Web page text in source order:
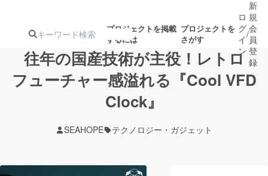
プロジェクトを掲載
するには
プロジェクトを
さがす
注目の新着プロ募集終了が近いプ
ロ
グ
イ
ン
/
新
規
会
員
登
録
往年の国産技術が主役！レトロ
フューチャー感溢れる『Cool VFD
Clock』
SEAHOPE テクノロジー・ガジェット